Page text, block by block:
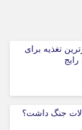
تغذیه برای
معادلات جنگ داشت؟